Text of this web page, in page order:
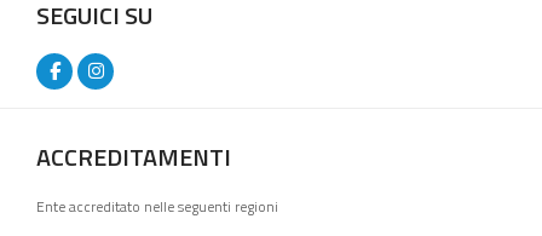
SEGUICI SU
ACCREDITAMENTI
Ente accreditato nelle seguenti regioni